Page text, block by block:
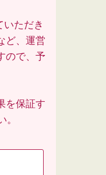
ただき
ど、運営
ので、予
を保証す
。